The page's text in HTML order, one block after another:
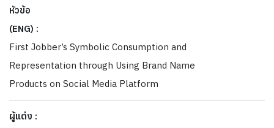
หัวข้อ
(ENG) :
First Jobber’s Symbolic Consumption and
Representation through Using Brand Name
Products on Social Media Platform
ผู้แต่ง :